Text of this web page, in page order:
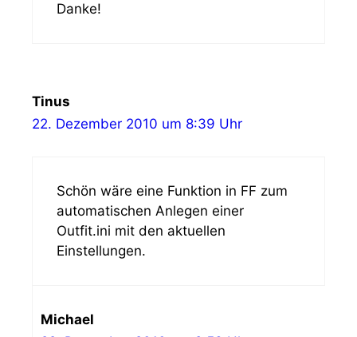
Danke!
Tinus
22. Dezember 2010 um 8:39 Uhr
Schön wäre eine Funktion in FF zum
automatischen Anlegen einer
Outfit.ini mit den aktuellen
Einstellungen.
Michael